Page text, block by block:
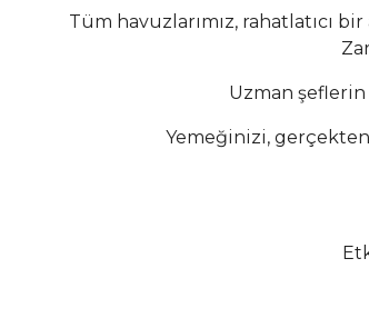
Tüm havuzlarımız, rahatlatıcı
Uzman şeflerin
Yemeğinizi,